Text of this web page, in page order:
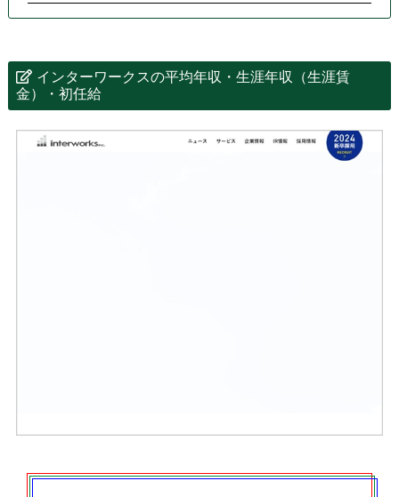
インターワークスの平均年収・生涯年収（生涯賃
金）・初任給